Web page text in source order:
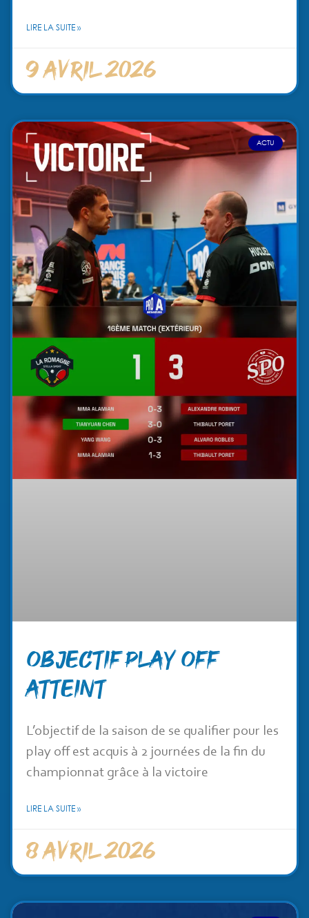
LIRE LA SUITE »
9 avril 2026
ACTU
Objectif PLAY OFF
atteint
L’objectif de la saison de se qualifier pour les
play off est acquis à 2 journées de la fin du
championnat grâce à la victoire
LIRE LA SUITE »
8 avril 2026